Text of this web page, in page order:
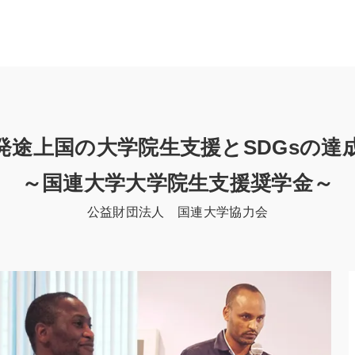
途上国の大学院生支援とSDGsの達
～国連大学大学院生支援奨学金～
公益財団法人 国連大学協力会